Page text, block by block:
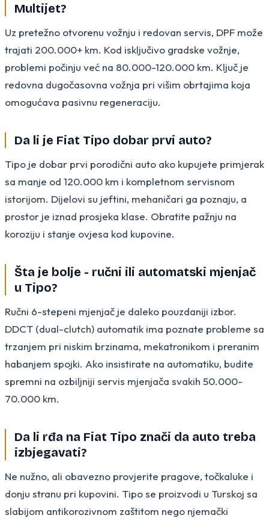
Multijet?
Uz pretežno otvorenu vožnju i redovan servis, DPF može
trajati 200.000+ km. Kod isključivo gradske vožnje,
problemi počinju već na 80.000-120.000 km. Ključ je
redovna dugočasovna vožnja pri višim obrtajima koja
omogućava pasivnu regeneraciju.
Da li je Fiat Tipo dobar prvi auto?
Tipo je dobar prvi porodični auto ako kupujete primjerak
sa manje od 120.000 km i kompletnom servisnom
istorijom. Dijelovi su jeftini, mehaničari ga poznaju, a
prostor je iznad prosjeka klase. Obratite pažnju na
koroziju i stanje ovjesa kod kupovine.
Šta je bolje - ručni ili automatski mjenjač
u Tipo?
Ručni 6-stepeni mjenjač je daleko pouzdaniji izbor.
DDCT (dual-clutch) automatik ima poznate probleme sa
trzanjem pri niskim brzinama, mekatronikom i preranim
habanjem spojki. Ako insistirate na automatiku, budite
spremni na ozbiljniji servis mjenjača svakih 50.000-
70.000 km.
Da li rđa na Fiat Tipo znači da auto treba
izbjegavati?
Ne nužno, ali obavezno provjerite pragove, točkaluke i
donju stranu pri kupovini. Tipo se proizvodi u Turskoj sa
slabijom antikorozivnom zaštitom nego njemački